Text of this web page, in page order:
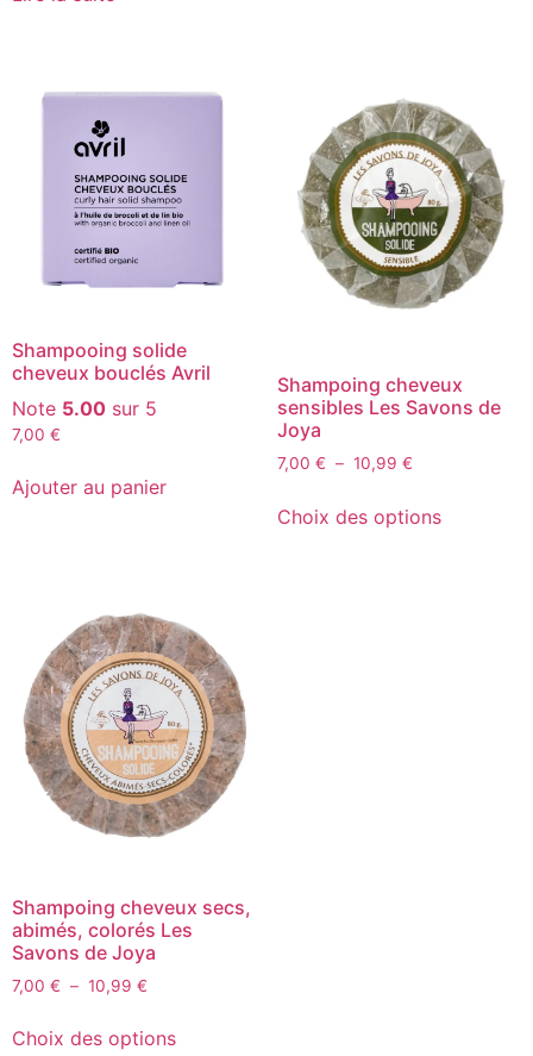
Shampooing solide
cheveux bouclés Avril
Note 5.00 sur 5
7,00 €
Ajouter au panier
Shampoing cheveux
sensibles Les Savons de
Joya
7,00 € – 10,99 €
Choix des options
Shampoing cheveux secs,
abimés, colorés Les
Savons de Joya
7,00 € – 10,99 €
Choix des options